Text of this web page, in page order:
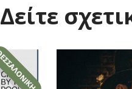
Δείτε